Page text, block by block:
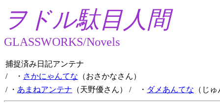
ヲドル駄目人間
GLASSWORKS/Novels
捕捉済み日記アンテナ
/ ・ さかにゃんてな （おさかなさん）
/ ・ あまねアンテナ （天野優さん） / ・ ダメあんてな （じ